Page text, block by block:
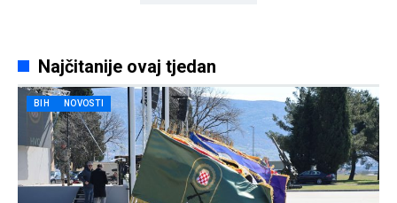
Najčitanije ovaj tjedan
BIH NOVOSTI